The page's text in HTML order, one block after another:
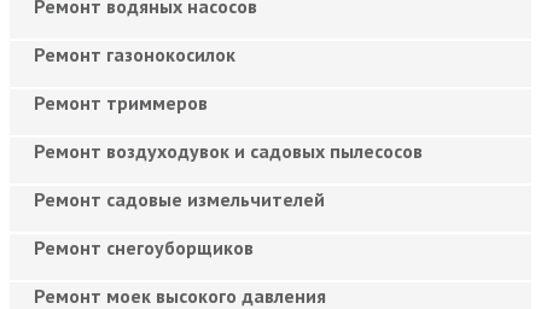
Ремонт водяных насосов
Ремонт газонокосилок
Ремонт триммеров
Ремонт воздуходувок и садовых пылесосов
Ремонт садовые измельчителей
Ремонт снегоуборщиков
Ремонт моек высокого давления